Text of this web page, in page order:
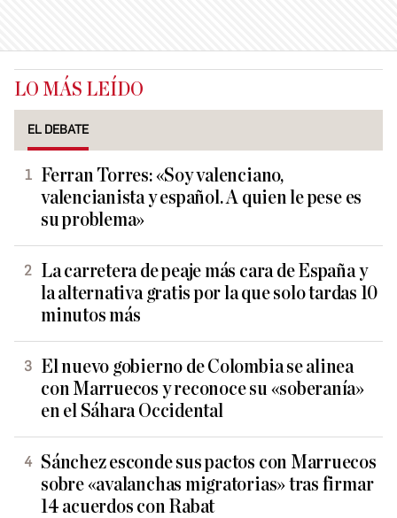
LO MÁS LEÍDO
EL DEBATE
Ferran Torres: «Soy valenciano,
valencianista y español. A quien le pese es
su problema»
La carretera de peaje más cara de España y
la alternativa gratis por la que solo tardas 10
minutos más
El nuevo gobierno de Colombia se alinea
con Marruecos y reconoce su «soberanía»
en el Sáhara Occidental
Sánchez esconde sus pactos con Marruecos
sobre «avalanchas migratorias» tras firmar
14 acuerdos con Rabat